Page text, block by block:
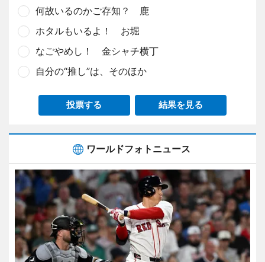
何故いるのかご存知？ 鹿
ホタルもいるよ！ お堀
なごやめし！ 金シャチ横丁
自分の“推し”は、そのほか
投票する 結果を見る
ワールドフォトニュース